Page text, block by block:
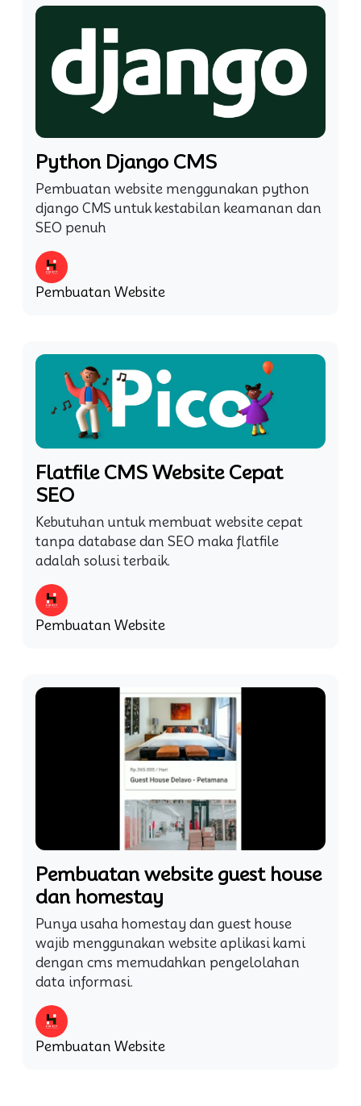
Python Django CMS
Pembuatan website menggunakan python
django CMS untuk kestabilan keamanan dan
SEO penuh
Pembuatan Website
Flatfile CMS Website Cepat
SEO
Kebutuhan untuk membuat website cepat
tanpa database dan SEO maka flatfile
adalah solusi terbaik.
Pembuatan Website
Pembuatan website guest house
dan homestay
Punya usaha homestay dan guest house
wajib menggunakan website aplikasi kami
dengan cms memudahkan pengelolahan
data informasi.
Pembuatan Website